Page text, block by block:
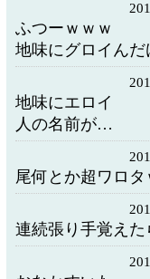
ふつーｗｗｗ
地味にグロイん
地味にエロイ
人の名前が…
尾何とか超ワロタ
連続張り手覚えた